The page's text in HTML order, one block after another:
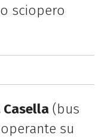
sciopero
Casella(bus
su